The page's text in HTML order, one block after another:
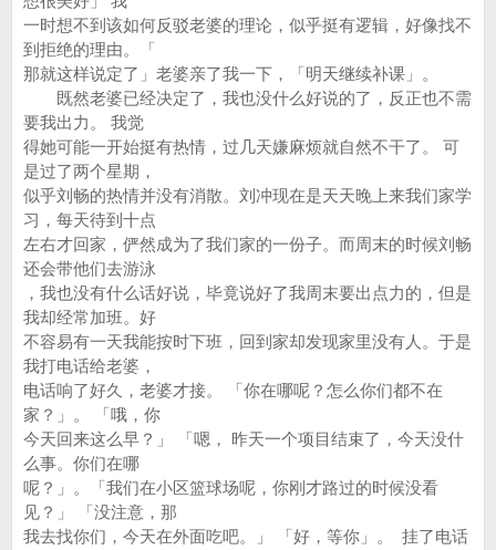
一时想不到该如何反驳老婆的理论，似乎挺有逻辑，好像找不
到拒绝的理由。「
那就这样说定了」老婆亲了我一下，「明天继续补课」。
既然老婆已经决定了，我也没什么好说的了，反正也不需
要我出力。 我觉
得她可能一开始挺有热情，过几天嫌麻烦就自然不干了。 可
是过了两个星期，
似乎刘畅的热情并没有消散。刘冲现在是天天晚上来我们家学
习，每天待到十点
左右才回家，俨然成为了我们家的一份子。而周末的时候刘畅
还会带他们去游泳
，我也没有什么话好说，毕竟说好了我周末要出点力的，但是
我却经常加班。好
不容易有一天我能按时下班，回到家却发现家里没有人。于是
我打电话给老婆，
电话响了好久，老婆才接。 「你在哪呢？怎么你们都不在
家？」。 「哦，你
今天回来这么早？」 「嗯， 昨天一个项目结束了，今天没什
么事。你们在哪
呢？」。「我们在小区篮球场呢，你刚才路过的时候没看
见？」 「没注意，那
我去找你们，今天在外面吃吧。」 「好，等你」。 挂了电话